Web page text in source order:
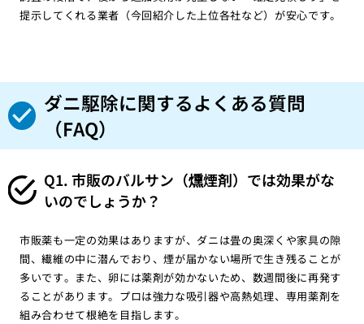
提示してくれる業者（今回紹介した上位各社など）が安心です。
ダニ駆除に関するよくある質問
（FAQ）
Q1. 市販のバルサン（燻煙剤）では効果がな
いのでしょうか？
市販薬も一定の効果はありますが、ダニは畳の奥深くや家具の隙
間、繊維の中に潜んでおり、煙が届かない場所で生き残ることが
多いです。また、卵には薬剤が効かないため、数週間後に再発す
ることがあります。プロは強力な吸引器や高熱処理、専用薬剤を
組み合わせて根絶を目指します。